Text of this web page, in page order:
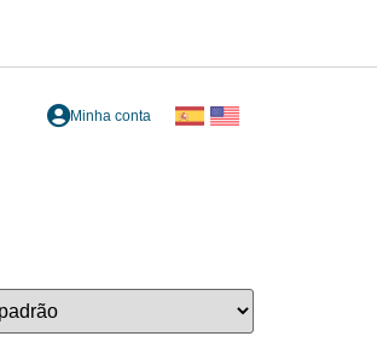
Minha conta